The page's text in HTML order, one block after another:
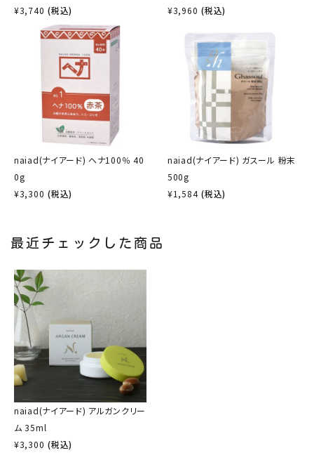
¥3,740 (税込)
¥3,960 (税込)
naiad(ナイアード) ヘナ100％ 40
0g
¥3,300 (税込)
naiad(ナイアード) ガスール 粉末
500g
¥1,584 (税込)
最近チェックした商品
naiad(ナイアード) アルガンクリー
ム 35ml
¥3,300 (税込)